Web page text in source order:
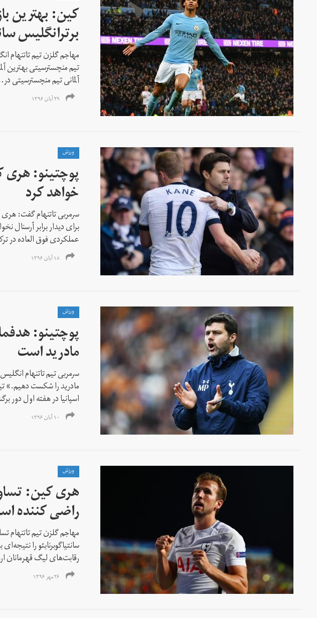
کین: بهترین
برترانگلیس
مهاجم گلزن تیم تاتنهام
تیم منچسترسیتی بهترین
آلمانی تیم منچسترسیتی
۲۹ آبان ۱۳۹۶
ورزش
پوچتینو: هری
خواهد کرد
سرمربی تاتنهام گفت:
برای دیدار برابر
عملکردی فوق العاده در
۱۸ آبان ۱۳۹۶
ورزش
پوچتینو:
مادرید است
سرمربی تیم تاتنهام
مادرید را شکست دهیم.»
اسپانیا در هفته اول دور
۱۰ آبان ۱۳۹۶
ورزش
هری کین:
راضی کننده
سانتیاگو‌برنابئو را
رقابت‌های لیگ قهرمانان
۲۶ مهر ۱۳۹۶